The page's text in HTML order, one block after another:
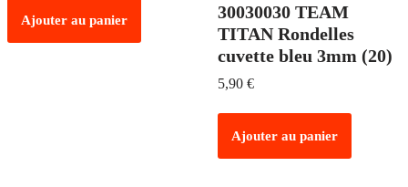
Ajouter au panier
30030030 TEAM
TITAN Rondelles
cuvette bleu 3mm (20)
5,90 €
Ajouter au panier